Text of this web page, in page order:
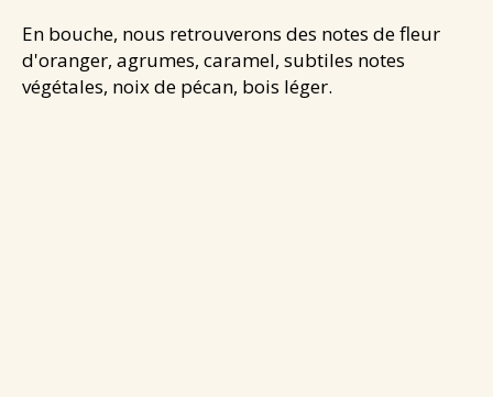
En bouche, nous retrouverons des notes de fleur
d'oranger, agrumes, caramel, subtiles notes
végétales, noix de pécan, bois léger.